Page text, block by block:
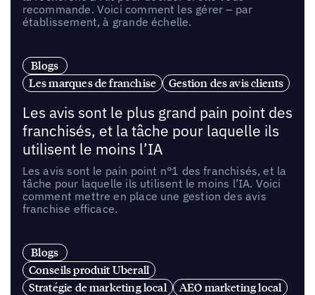
recommande. Voici comment les gérer – par
établissement, à grande échelle.
Blogs
Les marques de franchise
Gestion des avis clients
Les avis sont le plus grand pain point des
franchisés, et la tâche pour laquelle ils
utilisent le moins l’IA
Les avis sont le pain point n°1 des franchisés, et la
tâche pour laquelle ils utilisent le moins l’IA. Voici
comment mettre en place une gestion des avis
franchise efficace.
Blogs
Conseils produit Uberall
Stratégie de marketing local
AEO marketing local